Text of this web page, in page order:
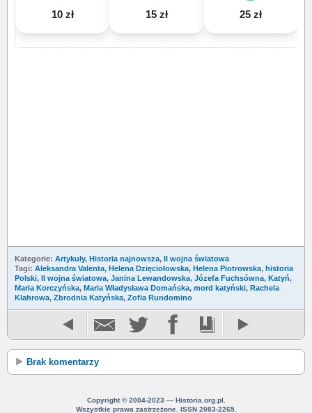
10 zł 15 zł 25 zł
Kategorie: Artykuły, Historia najnowsza, II wojna światowa
Tagi: Aleksandra Valenta, Helena Dzięciołowska, Helena Piotrowska, historia
Polski, II wojna światowa, Janina Lewandowska, Józefa Fuchsówna, Katyń,
Maria Korczyńska, Maria Władysława Domańska, mord katyński, Rachela
Klahrowa, Zbrodnia Katyńska, Zofia Rundomino
Brak komentarzy
Copyright © 2004-2023 — Historia.org.pl.
Wszystkie prawa zastrzeżone. ISSN 2083-2265.